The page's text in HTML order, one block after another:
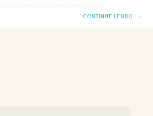
nos comentários] Neste plano de
de 7 dias, incluímos uma variedade de
CONTINUE LENDO →